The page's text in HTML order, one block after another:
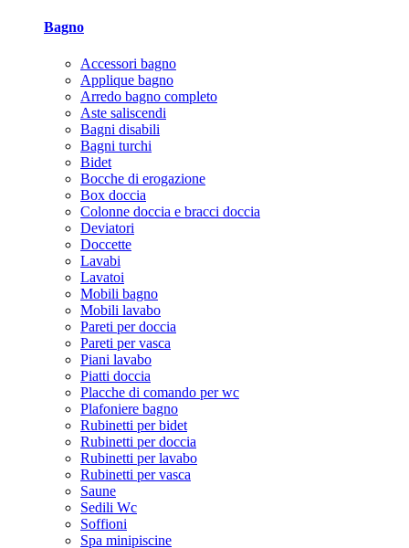
Bagno
Accessori bagno
Applique bagno
Arredo bagno completo
Aste saliscendi
Bagni disabili
Bagni turchi
Bidet
Bocche di erogazione
Box doccia
Colonne doccia e bracci doccia
Deviatori
Doccette
Lavabi
Lavatoi
Mobili bagno
Mobili lavabo
Pareti per doccia
Pareti per vasca
Piani lavabo
Piatti doccia
Placche di comando per wc
Plafoniere bagno
Rubinetti per bidet
Rubinetti per doccia
Rubinetti per lavabo
Rubinetti per vasca
Saune
Sedili Wc
Soffioni
Spa minipiscine